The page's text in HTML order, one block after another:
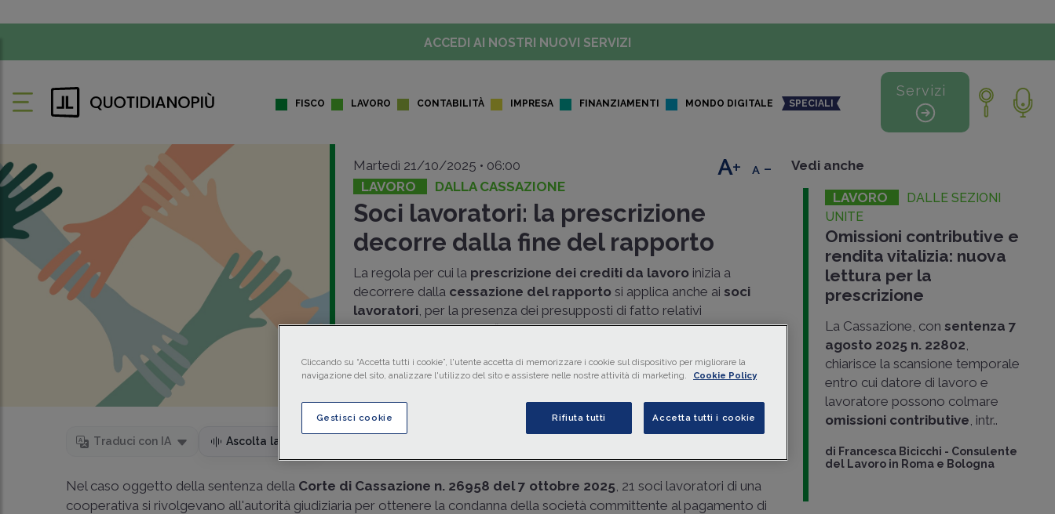
ACCEDI AI NOSTRI NUOVI SERVIZI
FISCO LAVORO CONTABILITÀ IMPRESA FINANZIAMENTI MONDO DIGITALE SPECIALI
Servizi
Martedì 21/10/2025 • 06:00
LAVORO
DALLA CASSAZIONE
Soci lavoratori: la prescrizione
decorre dalla fine del rapporto
La regola per cui la prescrizione dei crediti da lavoro inizia a
decorrere dalla cessazione del rapporto si applica anche ai soci
lavoratori, per la presenza dei presupposti di fatto relativi
all'esistenza del “metus”del lavoratore: a dichiaralo è la Cassazione
diElena Cannone-Avvocato
+ -
Traduci con IA Ascolta la news
Nel caso oggetto della sentenza della Corte di Cassazione n. 26958 del 7 ottobre 2025, 21 soci lavoratori di una
cooperativa si rivolgevano all'autorità giudiziaria per ottenere la condanna della società committente al pagamento di
Vedi anche
LAVORO
DALLE SEZIONI
UNITE
Omissioni contributive e
rendita vitalizia: nuova
lettura per la
prescrizione
La Cassazione, con sentenza 7
agosto 2025 n. 22802,
chiarisce la scansione temporale
entro cui datore di lavoro e
lavoratore possono colmare
omissioni contributive, intr..
di Francesca Bicicchi - Consulente
del Lavoro in Roma e Bologna
Cliccando su “Accetta tutti i cookie”, l'utente accetta di memorizzare i cookie sul dispositivo per migliorare la
navigazione del sito, analizzare l'utilizzo del sito e assistere nelle nostre attività di marketing.
Cookie Policy
Gestisci cookie Rifiuta tutti Accetta tutti i cookie